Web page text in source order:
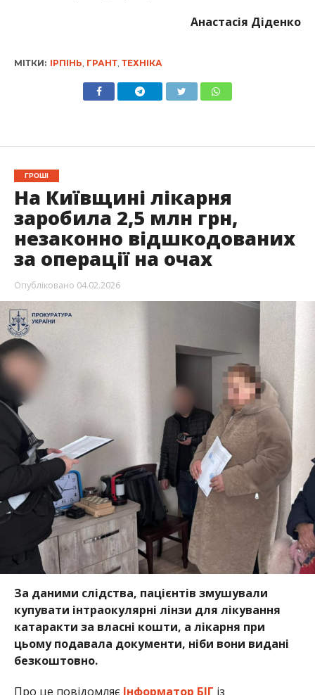
Анастасія Діденко
МІТКИ: ІРПІНЬ, ГРАНТ, ТЕХНІКА
ГРОШІ
На Київщині лікарня
заробила 2,5 млн грн,
незаконно відшкодованих
за операції на очах
Опубліковано 04.02.2026
За даними слідства, пацієнтів змушували
купувати інтраокулярні лінзи для лікування
катаракти за власні кошти, а лікарня при
цьому подавала документи, ніби вони видані
безкоштовно.
Про це повідомляє Інформатор БІГ із